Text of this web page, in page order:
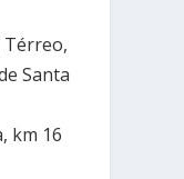
Térreo,
Santa
km 16